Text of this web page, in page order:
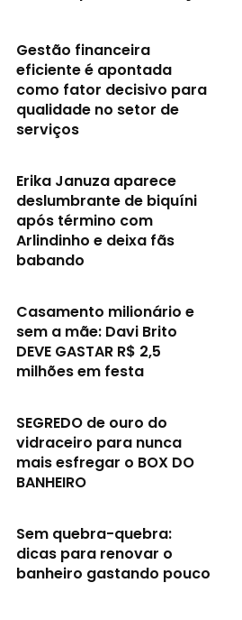
Gestão financeira
eficiente é apontada
como fator decisivo para
qualidade no setor de
serviços
Erika Januza aparece
deslumbrante de biquíni
após término com
Arlindinho e deixa fãs
babando
Casamento milionário e
sem a mãe: Davi Brito
DEVE GASTAR R$ 2,5
milhões em festa
SEGREDO de ouro do
vidraceiro para nunca
mais esfregar o BOX DO
BANHEIRO
Sem quebra-quebra:
dicas para renovar o
banheiro gastando pouco